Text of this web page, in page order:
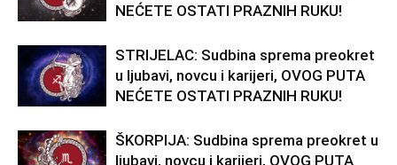
NEĆETE OSTATI PRAZNIH RUKU!
STRIJELAC: Sudbina sprema preokret
u ljubavi, novcu i karijeri, OVOG PUTA
NEĆETE OSTATI PRAZNIH RUKU!
ŠKORPIJA: Sudbina sprema preokret u
ljubavi, novcu i karijeri, OVOG PUTA